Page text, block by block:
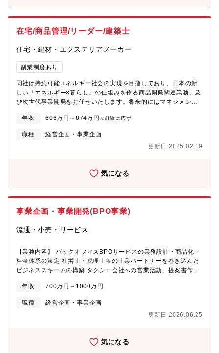
在宅/商品管理/リーダー/建築士
住宅・建材・エクステリアメーカー
副業制度あり
同社は持続可能エネルギー社会の実現を目指しており、日本の新
しい「エネルギー×暮らし」の仕組みを作る商品開発関連業務、及
び次世代事業開発をお任せいたします。将来的にはマネジメント
事業開発プロデュース(ビジネススキーム企画立案・開発・設計・
実行)・同社規格住宅の資材・工法等の改善・改良、仕様決定、基
準実行予算管理、コストダウン業務・メーカーや工事業者、商社
等との基準価格交渉や基準となる仕様・工法・工事内容決定・取
ります。・経営層をはじめ多くの社員と幅広く仕事ができること
できます。・経営の一翼を担うポジションだからこそ、自分次第
えを直接知る機会が多いことも特徴です。・環境に優しい住宅商
感しながら働けます。・市場に新しい流れを作る先進的な製品の
できます。そんな同社の理念に共感いただける方を募集しており
ます。
年収 606万円～874万円 ※経験に応ず
職種
経営企画・事業企画
更新日 2025.02.19
気になる
事業企画・事業開発(BPO事業)
流通・小売・サービス
【業務内容】 バックオフィスBPOサービスの業務設計・商品化・
料金体系の策定 社労士・税理士等の士業パートナーを巻き込んだ
ビジネススキームの構築 タクシー会社への営業活動、提案書作
ン体制の構築 事業KPI・PLの設定と管理 サービス改善・拡張の企
画立案 社内関係部署(CC事業・システム)との連携・調整? 本ポジ
ションのやりがい・仕事を通じて得られるもの新しい事業の設
計・立ち上げを担う経験("0→1"・"1→10"・"第二創業期"を経験)
年収 700万円～1000万円
職種
経営企画・事業企画
更新日 2026.06.25
気になる